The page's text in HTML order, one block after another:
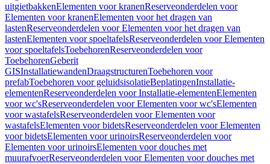
uitgietbakkenElementen voor kranenReserveonderdelen voor
Elementen voor kranenElementen voor het dragen van
lastenReserveonderdelen voor Elementen voor het dragen van
lastenElementen voor spoeltafelsReserveonderdelen voor Elementen
voor spoeltafelsToebehorenReserveonderdelen voor
ToebehorenGeberit
GISInstallatiewandenDraagstructurenToebehoren voor
prefabToebehoren voor geluidsisolatieBeplatingenInstallatie-
elementenReserveonderdelen voor Installatie-elementenElementen
voor wc'sReserveonderdelen voor Elementen voor wc'sElementen
voor wastafelsReserveonderdelen voor Elementen voor
wastafelsElementen voor bidetsReserveonderdelen voor Elementen
voor bidetsElementen voor urinoirsReserveonderdelen voor
Elementen voor urinoirsElementen voor douches met
muurafvoerReserveonderdelen voor Elementen voor douches met